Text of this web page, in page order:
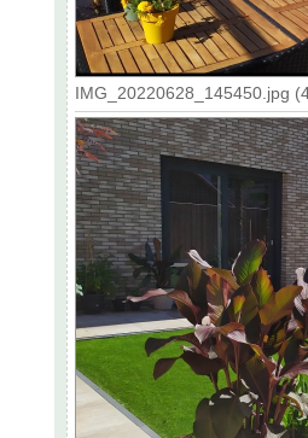
IMG_20220628_145450.jpg